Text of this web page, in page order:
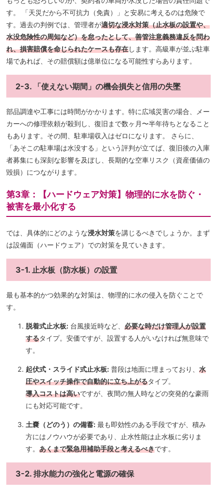
す。 「天災だから不可抗力（免責）」と安易に考えるのは危険で
す。過去の判例では、管理者が適切な浸水対策（止水板の設置や、
水没危険性の周知など）を怠ったとして、善管注意義務違反を問わ
れ、損害賠償を命じられたケースも存在します。高級車が並ぶ駐車
場であれば、その賠償額は億単位になる可能性すらあります。
2-3. 「使えない期間」の機会損失と信用の失墜
部品調達や工事には時間がかかります。特に広域災害の場合、メー
カーへの修理依頼が殺到し、復旧まで数ヶ月〜半年待ちとなること
もあります。その間、駐車場収入はゼロになります。 さらに、
「あそこの駐車場は水没する」という評判が立てば、復旧後の入庫
者募集にも深刻な影響を及ぼし、長期的な空車リスク（資産価値の
毀損）につながります。
第3章：【ハードウェア対策】物理的に水を防ぐ・
被害を最小化する
では、具体的にどのような浸水対策を講じるべきでしょうか。まず
は設備面（ハードウェア）での対策を見ていきます。
3-1. 止水板（防水板）の設置
最も基本的かつ効果的な対策は、物理的に水の侵入を防ぐことで
す。
脱着式止水板: 台風接近時など、必要な時だけ管理人が設置
するタイプ。安価ですが、設置する人がいなければ無意味で
す。
起伏式・スライド式止水板: 普段は地面に埋まっており、水
圧やスイッチ操作で自動的に立ち上がるタイプ。
導入コストは高いですが、夜間の無人時などの突発的な豪雨
にも対応可能です。
土嚢（どのう）の備蓄: 最も即効性のある手段ですが、積み
方にはノウハウが必要であり、止水性能は止水板に劣りま
す。あくまで緊急用補助手段と考えるべきです。
3-2. 排水能力の強化と電源の確保